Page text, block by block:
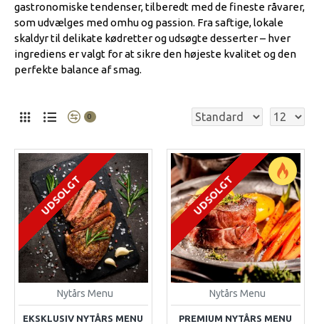
gastronomiske tendenser, tilberedt med de fineste råvarer,
som udvælges med omhu og passion. Fra saftige, lokale
skaldyr til delikate kødretter og udsøgte desserter – hver
ingrediens er valgt for at sikre den højeste kvalitet og den
perfekte balance af smag.
0
UDSOLGT
Nytårs Menu
EKSKLUSIV NYTÅRS MENU
UDSOLGT
Nytårs Menu
PREMIUM NYTÅRS MENU